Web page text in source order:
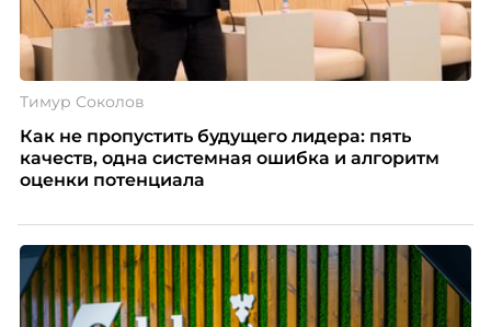
Тимур Соколов
Как не пропустить будущего лидера: пять
качеств, одна системная ошибка и алгоритм
оценки потенциала